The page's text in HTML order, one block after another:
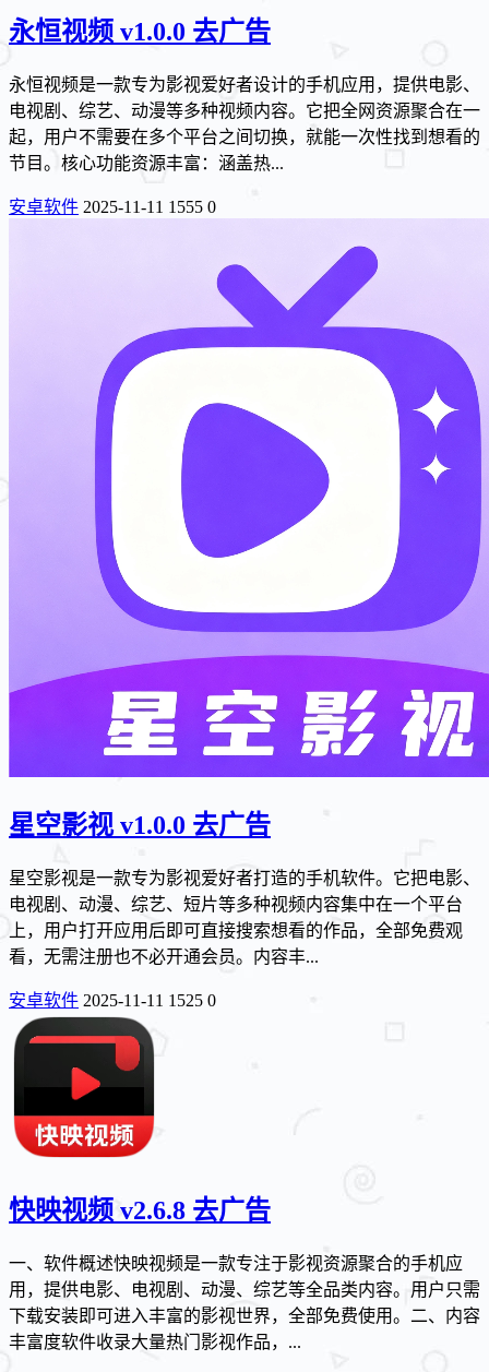
永恒视频 v1.0.0 去广告
永恒视频是一款专为影视爱好者设计的手机应用，提供电影、
电视剧、综艺、动漫等多种视频内容。它把全网资源聚合在一
起，用户不需要在多个平台之间切换，就能一次性找到想看的
节目。核心功能资源丰富：涵盖热...
安卓软件 2025-11-11 1555 0
星空影视 v1.0.0 去广告
星空影视是一款专为影视爱好者打造的手机软件。它把电影、
电视剧、动漫、综艺、短片等多种视频内容集中在一个平台
上，用户打开应用后即可直接搜索想看的作品，全部免费观
看，无需注册也不必开通会员。内容丰...
安卓软件 2025-11-11 1525 0
快映视频 v2.6.8 去广告
一、软件概述快映视频是一款专注于影视资源聚合的手机应
用，提供电影、电视剧、动漫、综艺等全品类内容。用户只需
下载安装即可进入丰富的影视世界，全部免费使用。二、内容
丰富度软件收录大量热门影视作品，...